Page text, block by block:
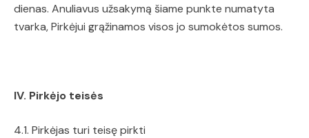
dienas. Anuliavus užsakymą šiame punkte numatyta
tvarka, Pirkėjui grąžinamos visos jo sumokėtos sumos.
IV. Pirkėjo teisės
4.1. Pirkėjas turi teisę pirkti